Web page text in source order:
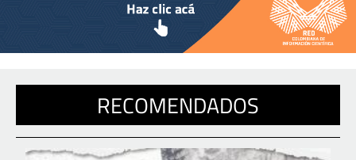
RECOMENDADOS